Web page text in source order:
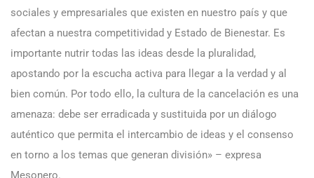
sociales y empresariales que existen en nuestro país y que
afectan a nuestra competitividad y Estado de Bienestar. Es
importante nutrir todas las ideas desde la pluralidad,
apostando por la escucha activa para llegar a la verdad y al
bien común. Por todo ello, la cultura de la cancelación es una
amenaza: debe ser erradicada y sustituida por un diálogo
auténtico que permita el intercambio de ideas y el consenso
en torno a los temas que generan división» – expresa
Mesonero.